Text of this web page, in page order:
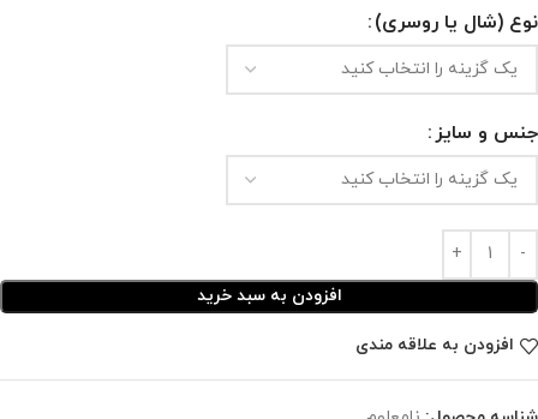
نوع (شال یا روسری)
جنس و سایز
افزودن به سبد خرید
افزودن به علاقه مندی